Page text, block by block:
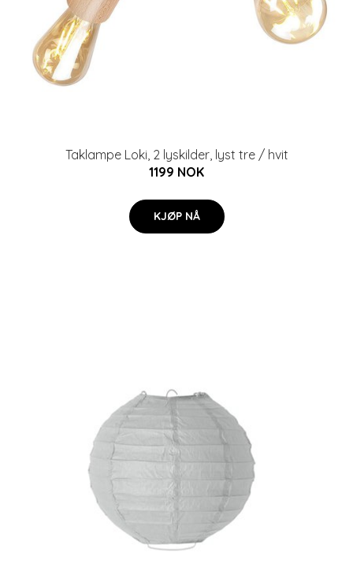
Taklampe Loki, 2 lyskilder, lyst tre / hvit
1199 NOK
KJØP NÅ